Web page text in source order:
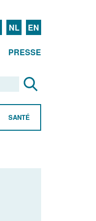
NL EN
PRESSE
SANTÉ